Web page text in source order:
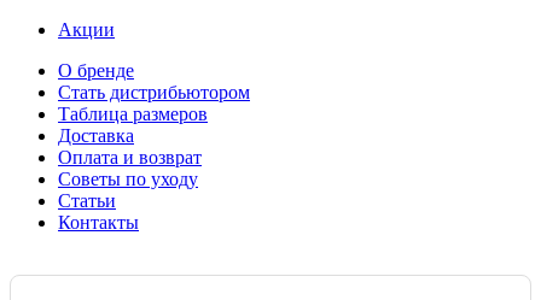
Акции
О бренде
Стать дистрибьютором
Таблица размеров
Доставка
Оплата и возврат
Советы по уходу
Статьи
Контакты